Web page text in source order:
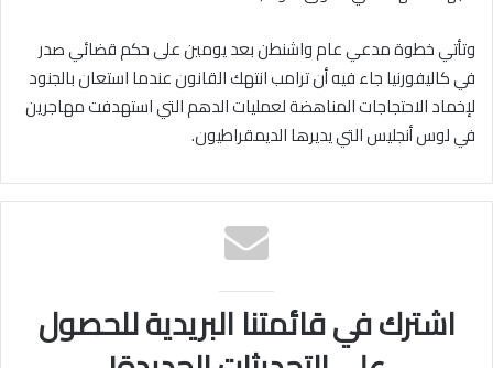
وتأتي خطوة مدعي عام واشنطن بعد يومين على حكم قضائي صدر
في كاليفورنيا جاء فيه أن ترامب انتهك القانون عندما استعان بالجنود
لإخماد الاحتجاجات المناهضة لعمليات الدهم التي استهدفت مهاجرين
في لوس أنجليس التي يديرها الديمقراطيون.
اشترك في قائمتنا البريدية للحصول